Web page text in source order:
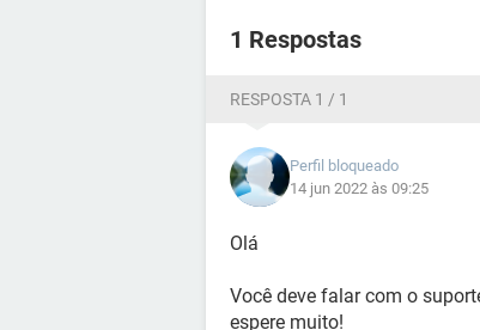
1 Respostas
RESPOSTA 1 / 1
Perfil bloqueado
14 jun 2022 às 09:25
Olá
Você deve falar com o
espere muito!